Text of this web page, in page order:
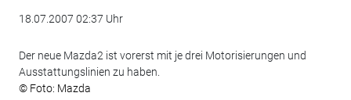
18.07.2007 02:37 Uhr
Der neue Mazda2 ist vorerst mit je drei Motorisierungen und
Ausstattungslinien zu haben.
© Foto: Mazda